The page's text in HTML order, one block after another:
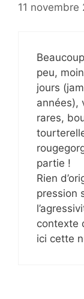
11 novembre
peu,
jours
années),
rares,
partie !
Rien
pression
contexte
ici cette